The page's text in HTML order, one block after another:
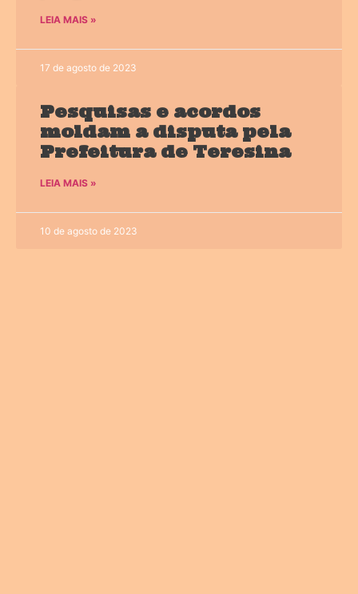
LEIA MAIS »
17 de agosto de 2023
Pesquisas e acordos
moldam a disputa pela
Prefeitura de Teresina
LEIA MAIS »
10 de agosto de 2023